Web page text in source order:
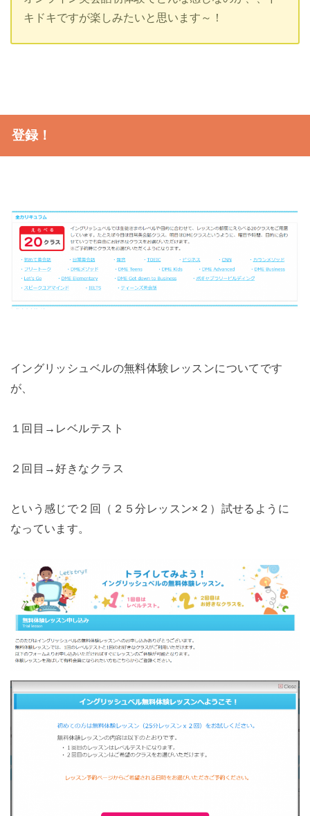
キドキですが楽しみたいと思います～！
登録！
イングリッシュベルの無料体験レッスンについてです
が、
１回目→レベルテスト
２回目→好きなクラス
という感じで２回（２５分レッスン×２）試せるように
なっています。